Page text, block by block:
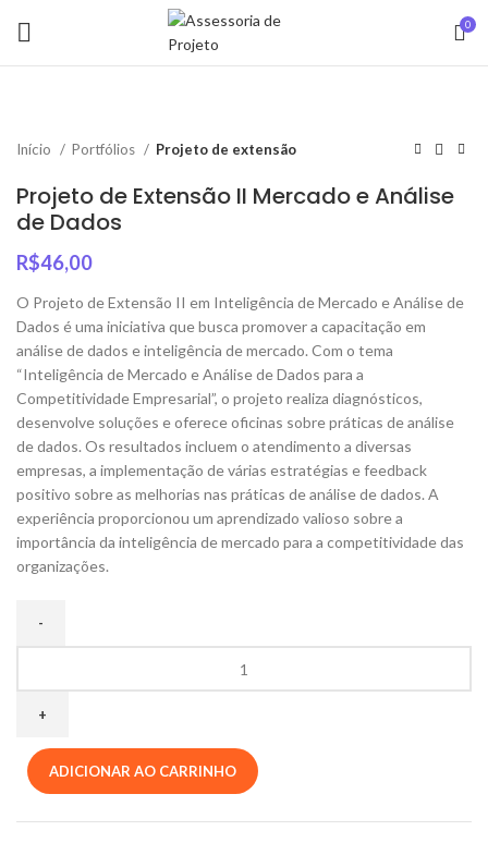
0
Início Portfólios Projeto de extensão
Projeto de Extensão II Mercado e Análise
de Dados
R$46,00
O Projeto de Extensão II em Inteligência de Mercado e Análise de
Dados é uma iniciativa que busca promover a capacitação em
análise de dados e inteligência de mercado. Com o tema
“Inteligência de Mercado e Análise de Dados para a
Competitividade Empresarial”, o projeto realiza diagnósticos,
desenvolve soluções e oferece oficinas sobre práticas de análise
de dados. Os resultados incluem o atendimento a diversas
empresas, a implementação de várias estratégias e feedback
positivo sobre as melhorias nas práticas de análise de dados. A
experiência proporcionou um aprendizado valioso sobre a
importância da inteligência de mercado para a competitividade das
organizações.
ADICIONAR AO CARRINHO